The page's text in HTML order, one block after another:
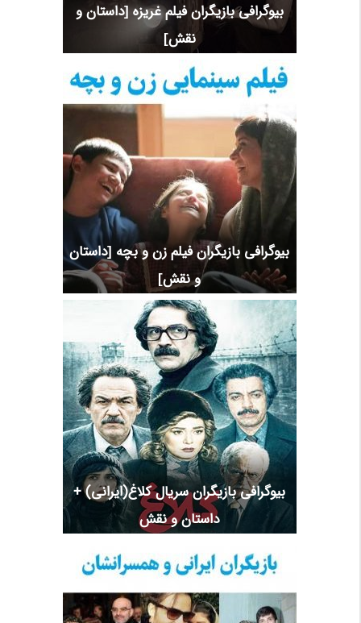
بیوگرافی بازیگران فیلم غریزه [داستان و
نقش]
بیوگرافی بازیگران فیلم زن و بچه [داستان
و نقش]
بیوگرافی بازیگران سریال کلاغ(ایرانی) +
داستان و نقش